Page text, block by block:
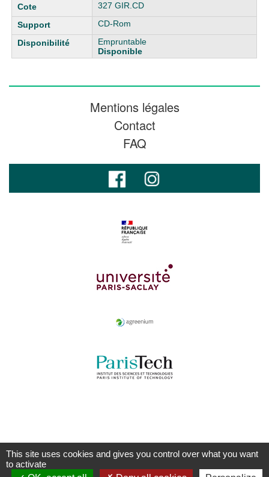
327 GIR.CD
CD-Rom
Empruntable
Disponible
Mentions légales
Contact
FAQ
This site uses cookies and gives you control over what you want
to activate